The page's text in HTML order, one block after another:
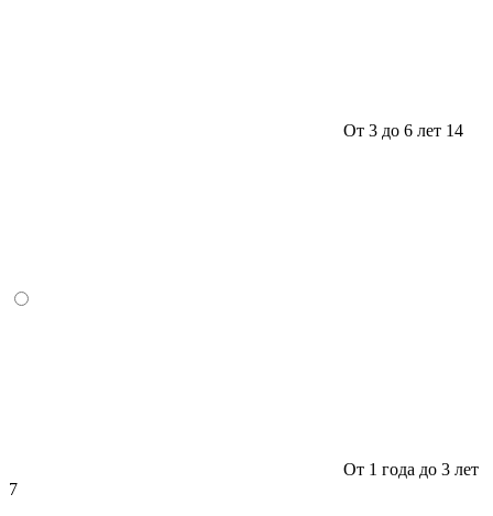
От 3 до 6 лет 14
От 1 года до 3 лет
7